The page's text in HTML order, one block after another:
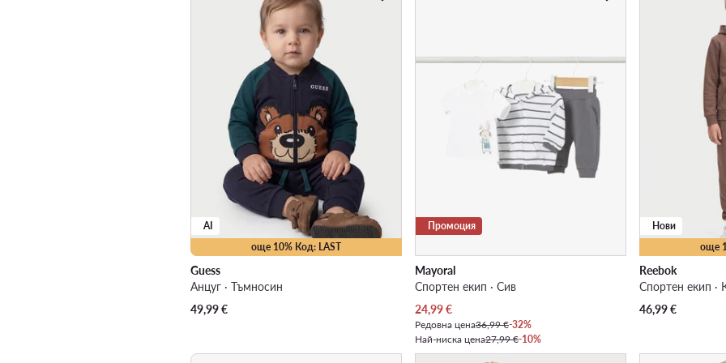
още 10% Код: LAST
AI
Guess
Анцуг · Тъмносин
49,99€
Промоция
Mayoral
Спортен екип · Сив
Актуална цена
24,99€
Редовна цена36,99 €-32%
Най-ниска цена27,99 €-10%
още
Нови
Reebok
Спортен екип ·
46,99€